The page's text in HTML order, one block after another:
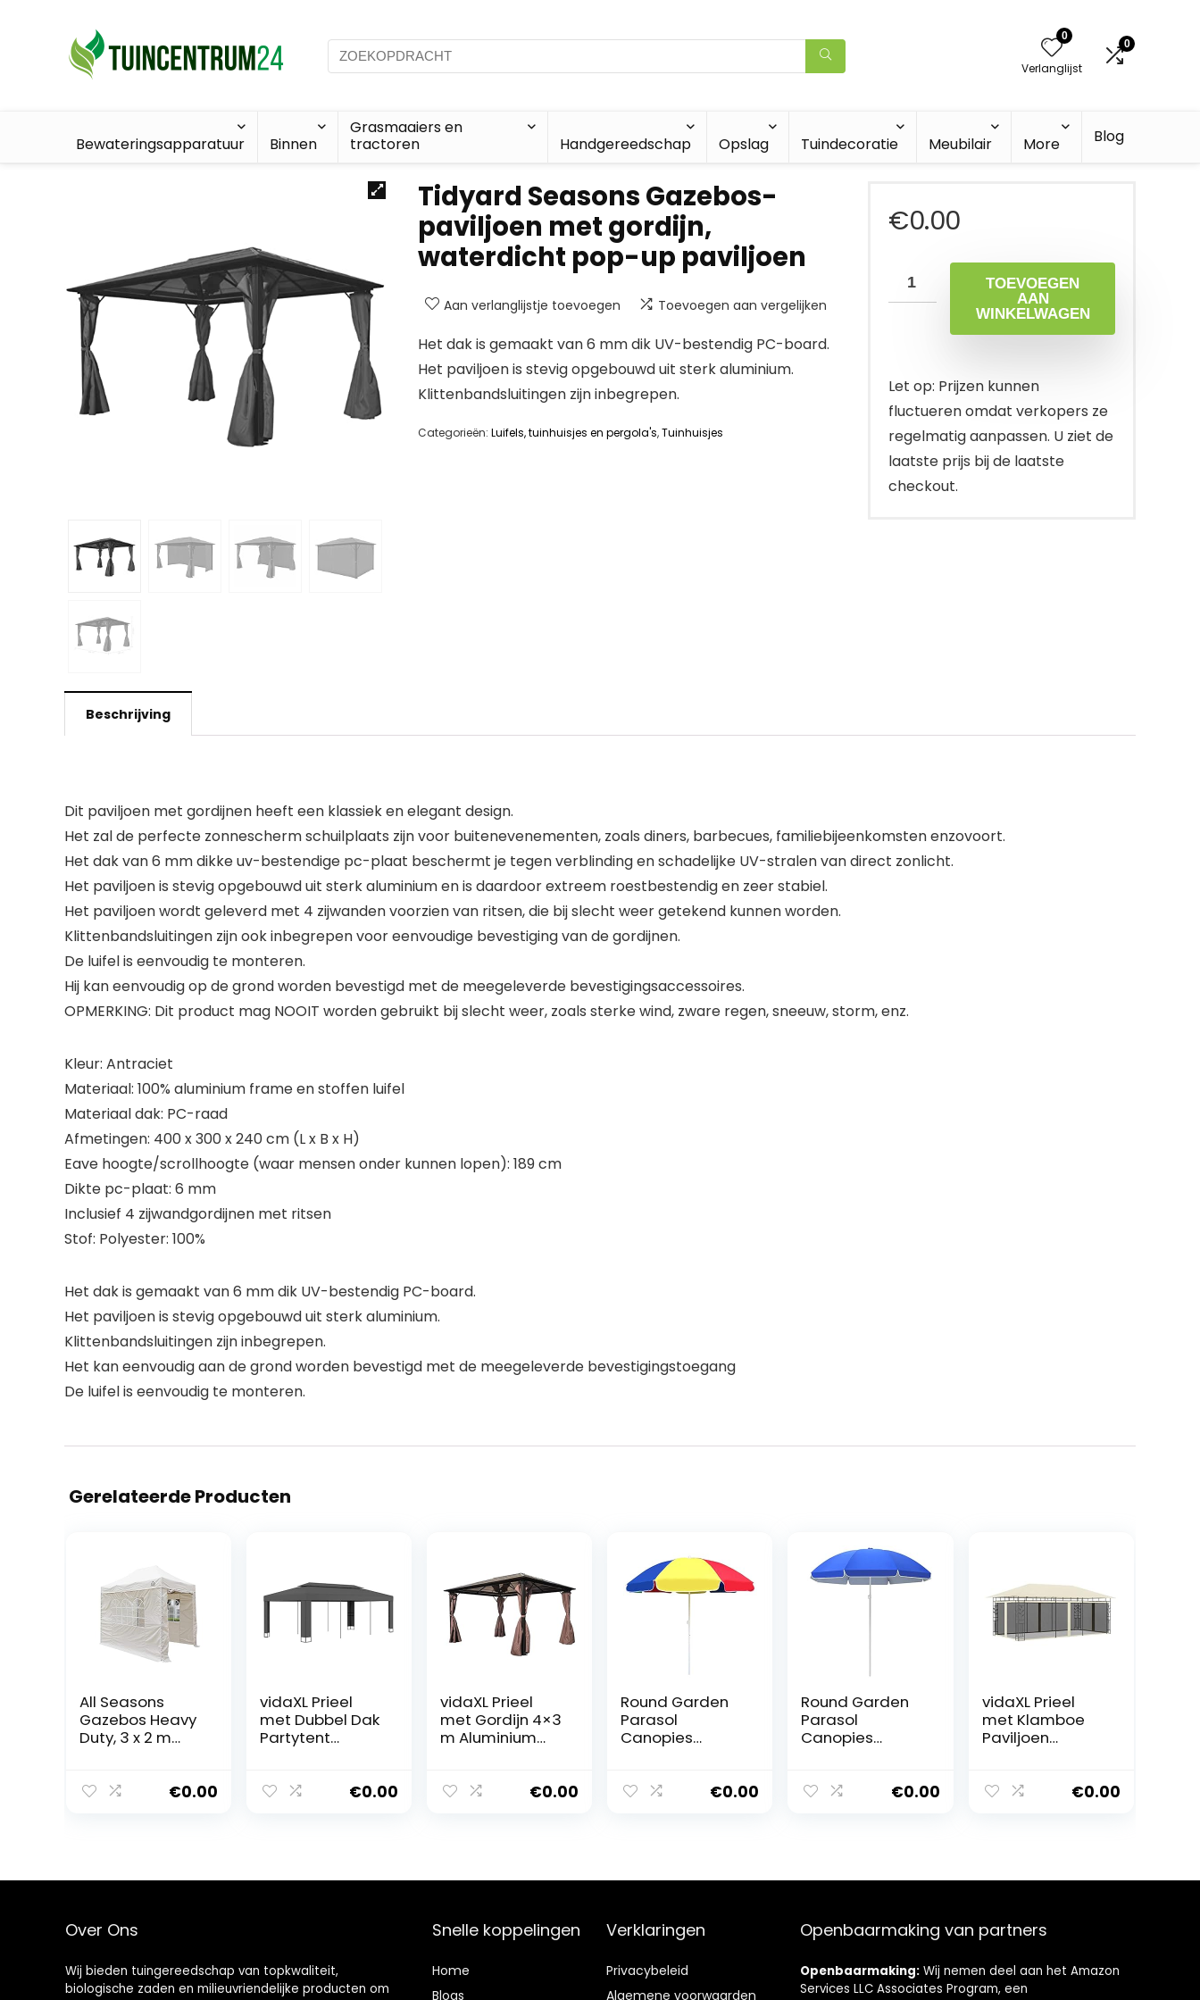
0
Verlanglijst
0
Bewateringsapparatuur Binnen
Grasmaaiers en
tractoren
Handgereedschap Opslag Tuindecoratie Meubilair More Blog
Tidyard Seasons Gazebos-
paviljoen met gordijn,
waterdicht pop-up paviljoen
Aan verlanglijstje toevoegen Toevoegen aan vergelijken
Het dak is gemaakt van 6 mm dik UV-bestendig PC-board.
Het paviljoen is stevig opgebouwd uit sterk aluminium.
Klittenbandsluitingen zijn inbegrepen.
Categorieën: Luifels, tuinhuisjes en pergola's,Tuinhuisjes
€0.00
TOEVOEGEN
AAN
WINKELWAGEN
Let op: Prijzen kunnen
fluctueren omdat verkopers ze
regelmatig aanpassen. U ziet de
laatste prijs bij de laatste
checkout.
Beschrijving
Dit paviljoen met gordijnen heeft een klassiek en elegant design.
Het zal de perfecte zonnescherm schuilplaats zijn voor buitenevenementen, zoals diners, barbecues, familiebijeenkomsten enzovoort.
Het dak van 6 mm dikke uv-bestendige pc-plaat beschermt je tegen verblinding en schadelijke UV-stralen van direct zonlicht.
Het paviljoen is stevig opgebouwd uit sterk aluminium en is daardoor extreem roestbestendig en zeer stabiel.
Het paviljoen wordt geleverd met 4 zijwanden voorzien van ritsen, die bij slecht weer getekend kunnen worden.
Klittenbandsluitingen zijn ook inbegrepen voor eenvoudige bevestiging van de gordijnen.
De luifel is eenvoudig te monteren.
Hij kan eenvoudig op de grond worden bevestigd met de meegeleverde bevestigingsaccessoires.
OPMERKING: Dit product mag NOOIT worden gebruikt bij slecht weer, zoals sterke wind, zware regen, sneeuw, storm, enz.
Kleur: Antraciet
Materiaal: 100% aluminium frame en stoffen luifel
Materiaal dak: PC-raad
Afmetingen: 400 x 300 x 240 cm (L x B x H)
Eave hoogte/scrollhoogte (waar mensen onder kunnen lopen): 189 cm
Dikte pc-plaat: 6 mm
Inclusief 4 zijwandgordijnen met ritsen
Stof: Polyester: 100%
Het dak is gemaakt van 6 mm dik UV-bestendig PC-board.
Het paviljoen is stevig opgebouwd uit sterk aluminium.
Klittenbandsluitingen zijn inbegrepen.
Het kan eenvoudig aan de grond worden bevestigd met de meegeleverde bevestigingstoegang
De luifel is eenvoudig te monteren.
Gerelateerde Producten
All Seasons
Gazebos Heavy
Duty, 3 x 2 m
volledig
SuperiorPackag
€0.00
vidaXL Prieel
met Dubbel Dak
Partytent
Zonneluifel
Tenten
€0.00
vidaXL Prieel
met Gordijn 4×3
m Aluminium
€0.00
Round Garden
Parasol
Canopies
Stall Umbrella,
Pool And Beach
€0.00
Round Garden
Parasol
Canopies
Stall Umbrella,
Pool And Beach
€0.00
vidaXL Prieel
met Klamboe
Paviljoen
Tuinprieel
Luifel 6x3x2,73 m
€0.00
Over Ons
Wij bieden tuingereedschap van topkwaliteit,
biologische zaden en milieuvriendelijke producten om
Snelle koppelingen
Home
Blogs
Verklaringen
Privacybeleid
Algemene voorwaarden
Openbaarmaking van partners
Openbaarmaking: Wij nemen deel aan het Amazon
Services LLC Associates Program, een